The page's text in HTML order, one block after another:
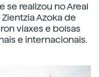
se realizou no Areal
Azoka de
viaxes e bolsas
e internacionais.